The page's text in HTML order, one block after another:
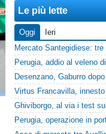
Le più lette
Oggi
Ieri